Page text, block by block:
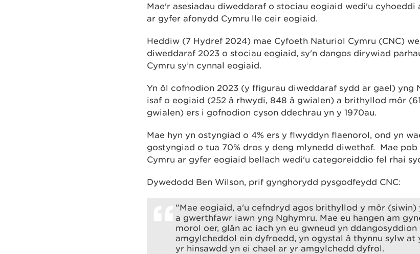
Mae'r asesiadau diweddaraf o stociau eogiaid wedi'u cyhoeddi
ar gyfer afonydd Cymru lle ceir eogiaid.
Heddiw (7 Hydref 2024) mae Cyfoeth Naturiol Cymru (CNC)
diweddaraf 2023 o stociau eogiaid, sy'n dangos dirywiad
Cymru sy’n cynnal eogiaid.
Yn ôl cofnodion 2023 (y ffigurau diweddaraf sydd ar gael) yng
isaf o eogiaid (252 â rhwydi, 848 â gwialen) a brithyllod môr
gwialen) ers i gofnodion cyson ddechrau yn y 1970au.
Mae hyn yn ostyngiad o 4% ers y flwyddyn flaenorol, ond yn
gostyngiad o tua 70% dros y deng mlynedd diwethaf. Mae
Cymru ar gyfer eogiaid bellach wedi'u categoreiddio fel rhai
Dywedodd Ben Wilson, prif gynghorydd pysgodfeydd CNC:
"Mae eogiaid, a'u cefndryd agos brithyllod y môr
a gwerthfawr iawn yng Nghymru. Mae eu hangen am
morol oer, glân ac iach yn eu gwneud yn
amgylcheddol ein dyfroedd, yn ogystal â thynnu sylw at
yr hinsawdd yn ei chael ar yr amgylchedd dyfrol.